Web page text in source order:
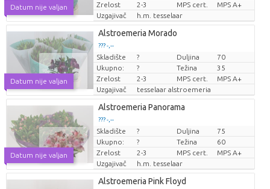
Datum nije valjan
Zrelost
2-3 MPS cert.
MPS A+
Uzgajivač
h.m. tesselaar
Datum nije valjan
Alstroemeria Morado
??? -,--
Cijena po komadu
Skladište ? Duljina
70
Ukupno:
? Težina
35
Zrelost
2-3 MPS cert.
MPS A+
Uzgajivač
tesselaar alstroemeria
Datum nije valjan
Alstroemeria Panorama
??? -,--
Cijena po komadu
Skladište ? Duljina
75
Ukupno:
? Težina
60
Zrelost
2-3 MPS cert.
MPS A+
Uzgajivač
h.m. tesselaar
Alstroemeria Pink Floyd